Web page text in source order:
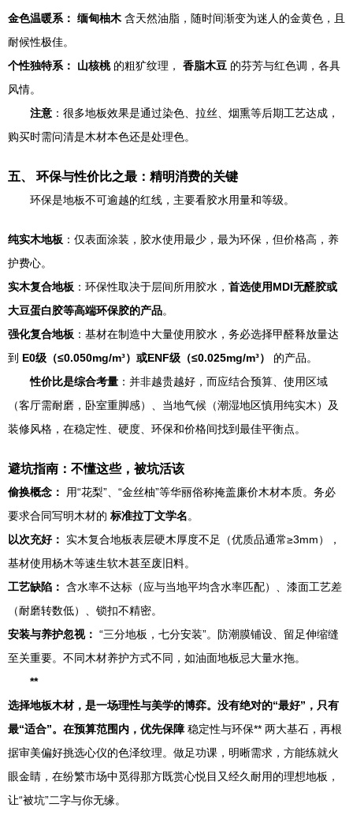
金色温暖系： 缅甸柚木 含天然油脂，随时间渐变为迷人的金黄色，且
耐候性极佳。
个性独特系：
山核桃的粗犷纹理， 香脂木豆 的芬芳与红色调，各具
风情。
注意 ：很多地板效果是通过染色、拉丝、烟熏等后期工艺达成，
购买时需问清是木材本色还是处理色。
五、 环保与性价比之最：精明消费的关键
环保是地板不可逾越的红线，主要看胶水用量和等级。
纯实木地板 ：仅表面涂装，胶水使用最少，最为环保，但价格高，养
护费心。
实木复合地板 ：环保性取决于层间所用胶水， 首选使用MDI无醛胶或
大豆蛋白胶等高端环保胶的产品。
强化复合地板 ：基材在制造中大量使用胶水，务必选择甲醛释放量达
到 E0级（≤0.050mg/m³）或ENF级（≤0.025mg/m³）
的产品。
性价比是综合考量 ：并非越贵越好，而应结合预算、使用区域
（客厅需耐磨，卧室重脚感）、当地气候（潮湿地区慎用纯实木）及
装修风格，在稳定性、硬度、环保和价格间找到最佳平衡点。
避坑指南：不懂这些，被坑活该
偷换概念：
用“花梨”、“金丝柚”等华丽俗称掩盖廉价木材本质。务必
要求合同写明木材的 标准拉丁文学名。
以次充好： 实木复合地板表层硬木厚度不足（优质品通常≥3mm），
基材使用杨木等速生软木甚至废旧料。
工艺缺陷： 含水率不达标（应与当地平均含水率匹配）、漆面工艺差
（耐磨转数低）、锁扣不精密。
安装与养护忽视： “三分地板，七分安装”。防潮膜铺设、留足伸缩缝
至关重要。不同木材养护方式不同，如油面地板忌大量水拖。
**
选择地板木材，是一场理性与美学的博弈。没有绝对的“最好”，只有
最“适合”。在预算范围内，优先保障 稳定性与环保** 两大基石，再根
据审美偏好挑选心仪的色泽纹理。做足功课，明晰需求，方能练就火
眼金睛，在纷繁市场中觅得那方既赏心悦目又经久耐用的理想地板，
让“被坑”二字与你无缘。